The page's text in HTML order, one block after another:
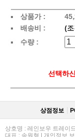
상품가 :
배송비 :
(
수량 :
선택하
상점정보
상호명 : 레인보우 트레이
대표 : 송원형 | 개인정보